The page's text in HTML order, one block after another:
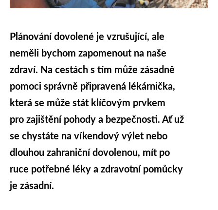
Plánování dovolené je vzrušující, ale
neměli bychom zapomenout na naše
zdraví. Na cestách s tím může zásadně
pomoci správně připravená lékárnička,
která se může stát klíčovým prvkem
pro zajištění pohody a bezpečnosti. Ať už
se chystáte na víkendový výlet nebo
dlouhou zahraniční dovolenou, mít po
ruce potřebné léky a zdravotní pomůcky
je zásadní.